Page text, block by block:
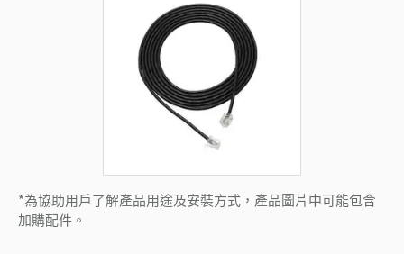
*為協助用戶了解產品用途及安裝方式，產品圖片中可能包含
加購配件。